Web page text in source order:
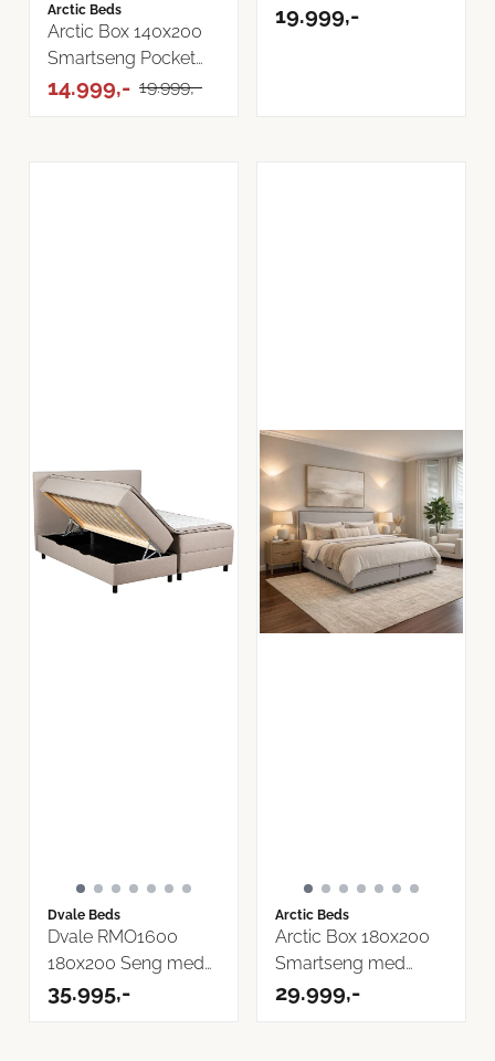
Arctic Beds
Arctic Box 140x200
Smartseng Pocket
med ...
14.999,- 19.999,-
m/oppbevaring ...
19.999,-
Dvale Beds
Dvale RMO1600
180x200 Seng med
oppbevaring - ...
35.995,-
Arctic Beds
Arctic Box 180x200
Smartseng med
oppbevaring
29.999,-